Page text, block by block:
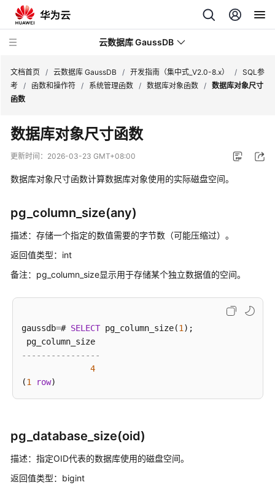
云数据库 GaussDB
新
动
态
服
告
品
介
费
说
明
快
速
用
指
文档首页 / 云数据库 GaussDB / 开发指南（集中式_V2.0-8.x） / SQL参
考 / 函数和操作符 / 系统管理函数 / 数据库对象函数 / 数据库对象尺寸
函数
数据库对象尺寸函数
更新时间： 2026-03-23 GMT+08:00
数据库对象尺寸函数计算数据库对象使用的实际磁盘空间。
pg_column_size(any)
描述：存储一个指定的数值需要的字节数（可能压缩过）。
返回值类型：int
备注：pg_column_size显示用于存储某个独立数据值的空间。
gaussdb=# SELECT pg_column_size(1 );
----------------
4
(1 row
pg_database_size(oid)
描述：指定OID代表的数据库使用的磁盘空间。
返回值类型：bigint